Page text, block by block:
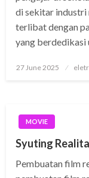
di sekitar industri
terlibat dengan
yang berdedikasi
Posted
27 June 2025
MOVIE
Syuting
Pembuatan film